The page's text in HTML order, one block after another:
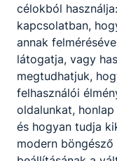
A szakképző
igazgatójának
korábbi
gyakorlat
rövidítésére.
célokból
kapcsolatban,
annak
látogatja, vagy
megtudhatjuk,
felhasználói
oldalunkat,
és hogyan tudja
modern